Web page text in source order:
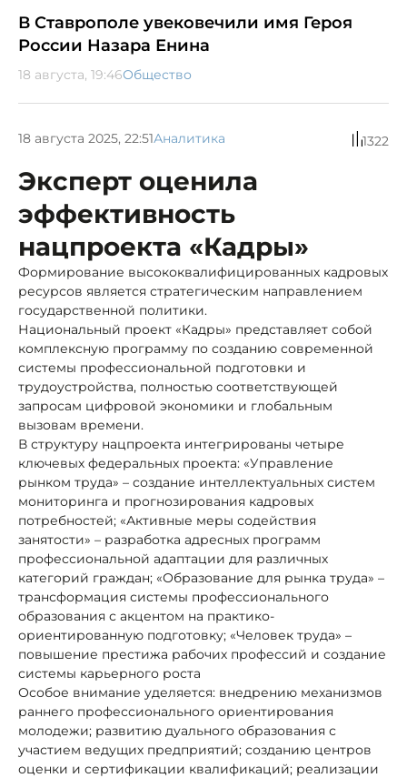
В Ставрополе увековечили имя Героя
России Назара Енина
18 августа, 19:46Общество
18 августа 2025, 22:51Аналитика 1322
Эксперт оценила
эффективность
нацпроекта «Кадры»
Формирование высококвалифицированных кадровых
ресурсов является стратегическим направлением
государственной политики.
Национальный проект «Кадры» представляет собой
комплексную программу по созданию современной
системы профессиональной подготовки и
трудоустройства, полностью соответствующей
запросам цифровой экономики и глобальным
вызовам времени.
В структуру нацпроекта интегрированы четыре
ключевых федеральных проекта: «Управление
рынком труда» – создание интеллектуальных систем
мониторинга и прогнозирования кадровых
потребностей; «Активные меры содействия
занятости» – разработка адресных программ
профессиональной адаптации для различных
категорий граждан; «Образование для рынка труда» –
трансформация системы профессионального
образования с акцентом на практико-
ориентированную подготовку; «Человек труда» –
повышение престижа рабочих профессий и создание
системы карьерного роста
Особое внимание уделяется: внедрению механизмов
раннего профессионального ориентирования
молодежи; развитию дуального образования с
участием ведущих предприятий; созданию центров
оценки и сертификации квалификаций; реализации